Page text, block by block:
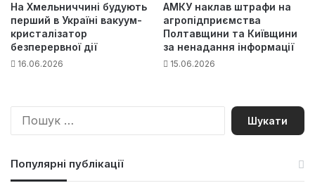
На Хмельниччині будують
перший в Україні вакуум-
кристалізатор
безперервної дії
16.06.2026
АМКУ наклав штрафи на
агропідприємства
Полтавщини та Київщини
за ненадання інформації
15.06.2026
П
Популярні публікації